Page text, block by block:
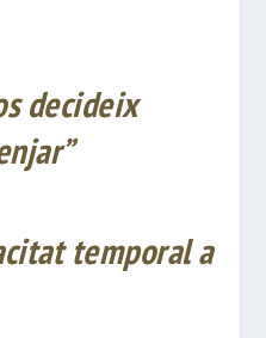
decideix
temporal a